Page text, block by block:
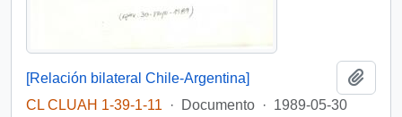
[Relación bilateral Chile-Argentina]
CL CLUAH 1-39-1-11
· Documento · 1989-05-30